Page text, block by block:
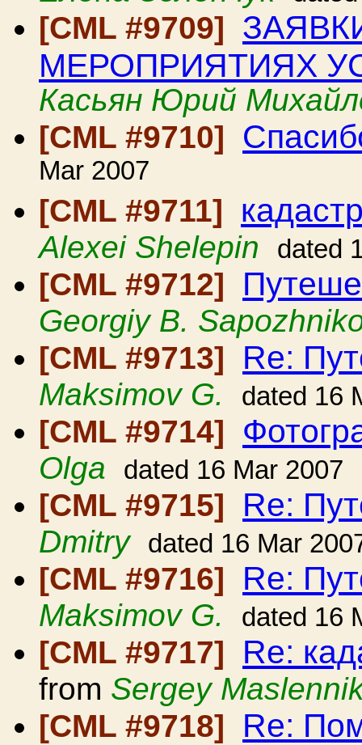
[CML #9709]
МЕРОПРИЯТИЯХ
Касьян Юрий
[CML #9710]
Mar 2007
[CML #9711]
Alexei Shelepin dated
[CML #9712]
Georgiy B.
[CML #9713]
Re:
Maksimov G. dated 16
[CML #9714]
Olga dated 16 Mar 2007
[CML #9715] Re:
Dmitry dated 16 Mar
[CML #9716] Re:
Maksimov G. dated 16
[CML #9717] Re:
from Sergey
[CML #9718]
Re: